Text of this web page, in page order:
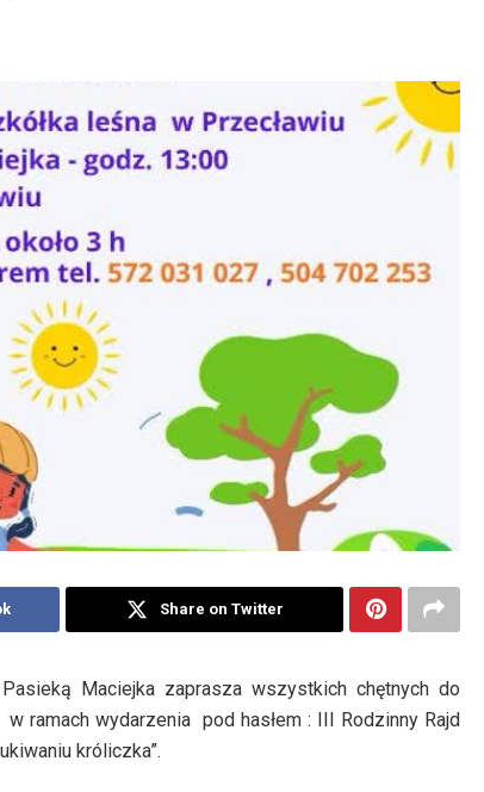
Share on Twitter
Maciejka zaprasza wszystkich chętnych do
ramach wydarzenia pod hasłem : III Rodzinny Rajd
króliczka”.